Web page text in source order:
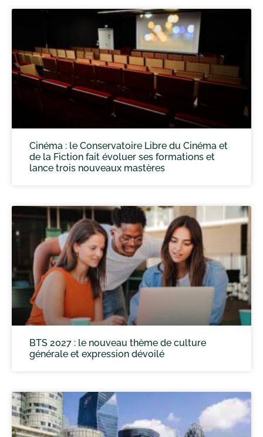
Cinéma : le Conservatoire Libre du Cinéma et
de la Fiction fait évoluer ses formations et
lance trois nouveaux mastères
BTS 2027 : le nouveau thème de culture
générale et expression dévoilé